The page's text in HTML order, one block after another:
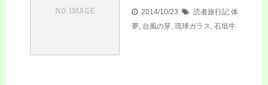
2014/10/23 読者旅行記 体
夢, 台風の芽, 琉球ガラス, 石垣牛